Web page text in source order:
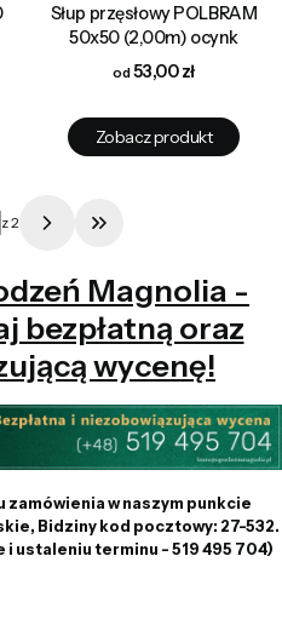
Słup przęsłowy POLBRAM
50x50 (2,00m) ocynk
Cena53,00 zł
Zobacz produkt
z 2 Przejdź do ostatniej
Magnolia -
bezpłatną oraz
wycenę!
zamówienia w naszym punkcie
Bidziny kod pocztowy: 27-532.
ustaleniu terminu - 519 495 704)